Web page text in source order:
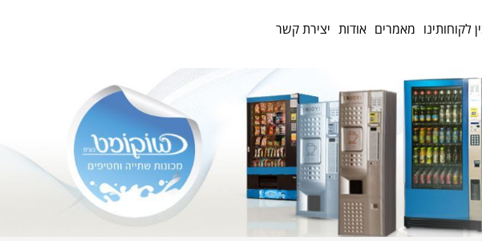
לקוחותינו מאמרים אודות יצירת קשר